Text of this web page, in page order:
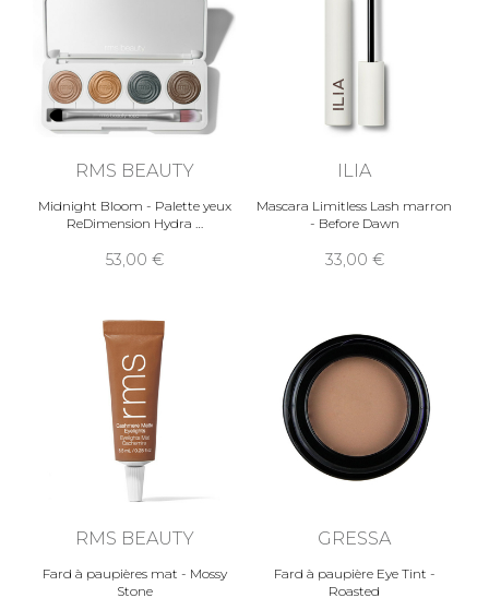
RMS BEAUTY
Midnight Bloom - Palette yeux
ReDimension Hydra
53,00
ILIA
Mascara Limitless Lash marron
- Before Dawn
33,00
RMS BEAUTY
Fard à paupières mat - Mossy
Stone
GRESSA
Fard à paupière Eye Tint -
Roasted